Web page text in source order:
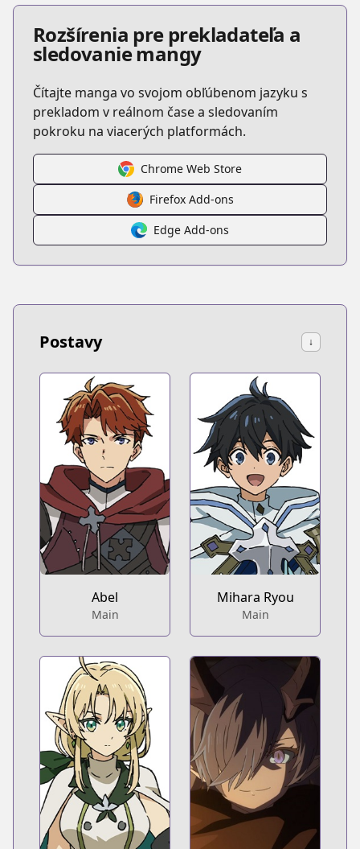
Rozšírenia pre prekladateľa a
sledovanie mangy
Čítajte manga vo svojom obľúbenom jazyku s
prekladom v reálnom čase a sledovaním
pokroku na viacerých platformách.
Chrome Web Store
Firefox Add-ons
Edge Add-ons
Postavy ↓
Abel
Main
Mihara Ryou
Main